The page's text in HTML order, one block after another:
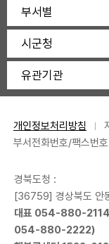
부서별
시군청
유관기관
개인정보처리방침
부서전화번호/팩스번호
경북도청 :
[36759] 경상북도 안
대표 054-880-2114
054-880-2222)